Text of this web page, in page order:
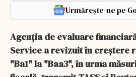
Urmărește-ne pe
Agenţia de evaluare
Service a revizuit în creştere
"Ba1" la "Baa3", în urma